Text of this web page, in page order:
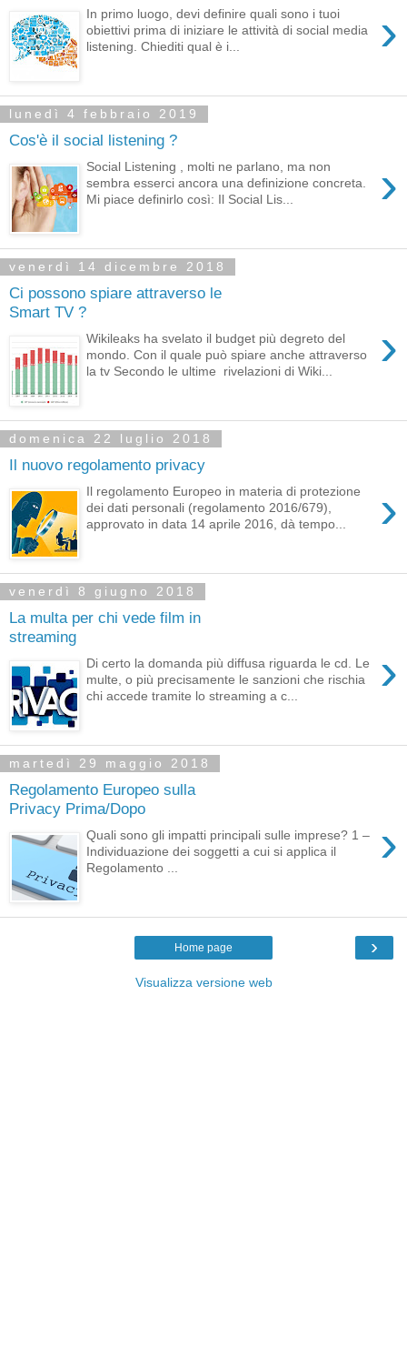
›
In primo luogo, devi definire quali sono i tuoi
obiettivi prima di iniziare le attività di social media
listening. Chiediti qual è i...
lunedì 4 febbraio 2019
Cos'è il social listening ?
›
Social Listening , molti ne parlano, ma non
sembra esserci ancora una definizione concreta.
Mi piace definirlo così: Il Social Lis...
venerdì 14 dicembre 2018
Ci possono spiare attraverso le
Smart TV ?
›
Wikileaks ha svelato il budget più degreto del
mondo. Con il quale può spiare anche attraverso
la tv Secondo le ultime rivelazioni di Wiki...
domenica 22 luglio 2018
Il nuovo regolamento privacy
›
Il regolamento Europeo in materia di protezione
dei dati personali (regolamento 2016/679),
approvato in data 14 aprile 2016, dà tempo...
venerdì 8 giugno 2018
La multa per chi vede film in
streaming
›
Di certo la domanda più diffusa riguarda le cd. Le
multe, o più precisamente le sanzioni che rischia
chi accede tramite lo streaming a c...
martedì 29 maggio 2018
Regolamento Europeo sulla
Privacy Prima/Dopo
›
Quali sono gli impatti principali sulle imprese? 1 –
Individuazione dei soggetti a cui si applica il
Regolamento ...
›
Home page
Visualizza versione web